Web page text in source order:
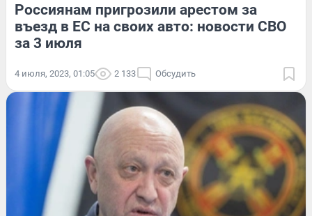
Россиянам пригрозили арестом за
въезд в ЕС на своих авто: новости СВО
за 3 июля
4 июля, 2023, 01:05 2 133 Обсудить